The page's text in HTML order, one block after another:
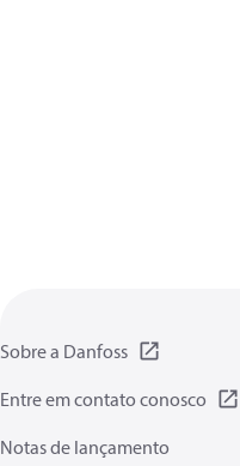
Sobre a Danfoss
Entre em contato conosco
Notas de lançamento